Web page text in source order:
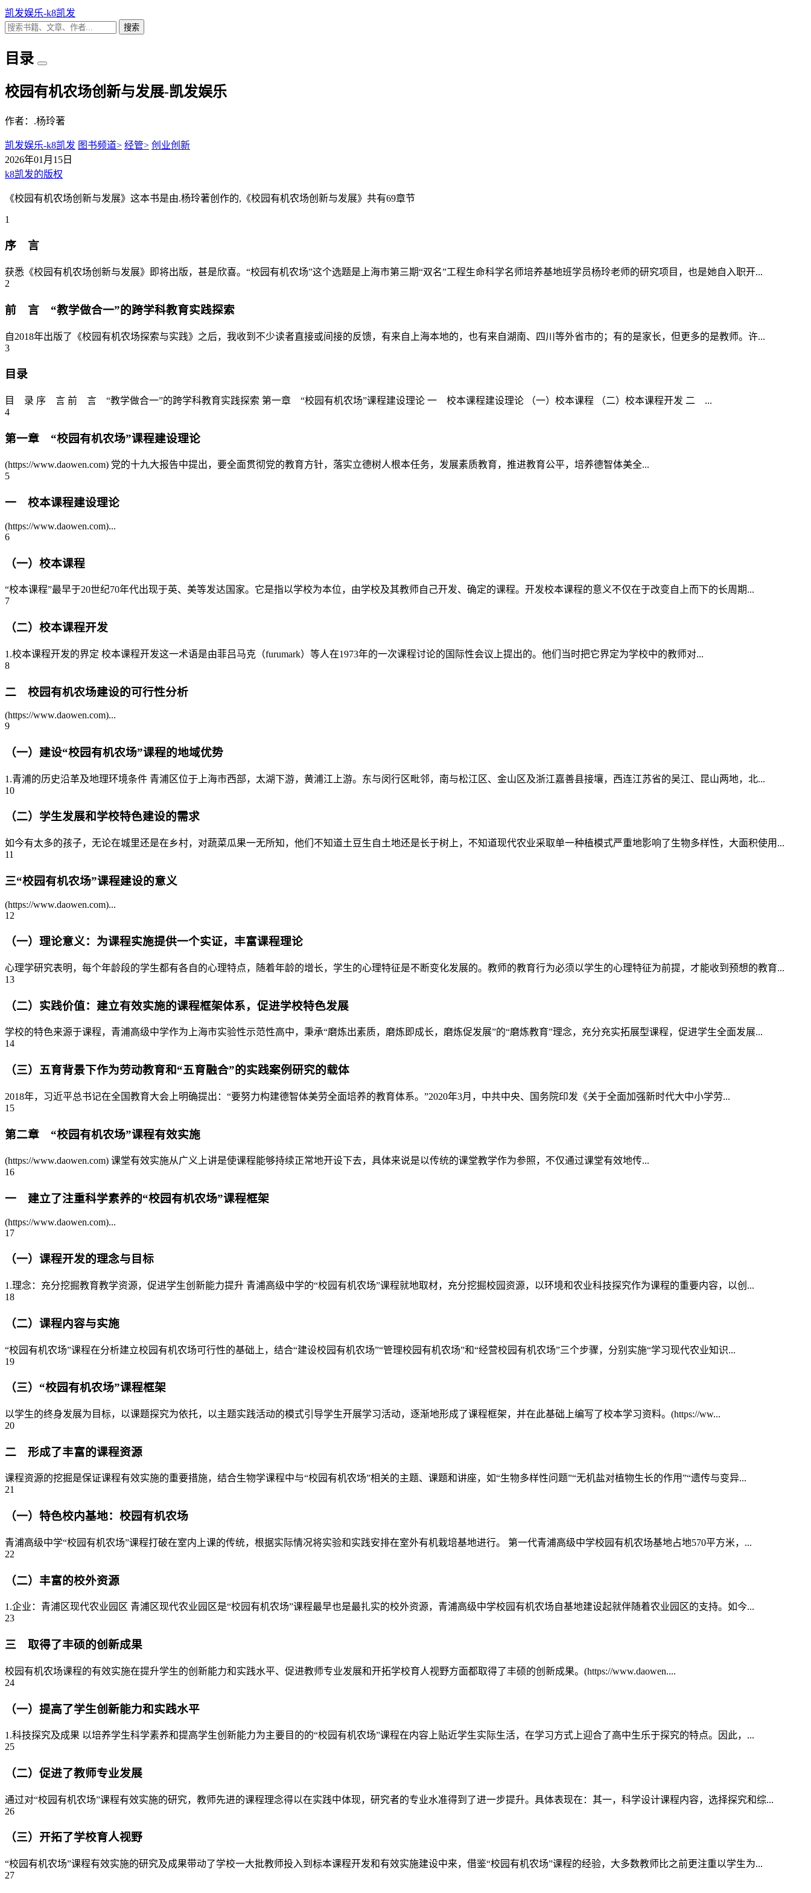
凯发娱乐-k8凯发
搜索
目录
校园有机农场创新与发展-凯发娱乐
作者：.杨玲著
凯发娱乐-k8凯发 图书频道> 经管> 创业创新
2026年01月15日
k8凯发的版权
《校园有机农场创新与发展》这本书是由.杨玲著创作的,《校园有机农场创新与发展》共有69章节
1
序 言
获悉《校园有机农场创新与发展》即将出版，甚是欣喜。“校园有机农场”这个选题是上海市第三期“双名”工程生命科学名师培养基地班学员杨玲老师的研究项目，也是她自入职开...
2
前 言 “教学做合一”的跨学科教育实践探索
自2018年出版了《校园有机农场探索与实践》之后，我收到不少读者直接或间接的反馈，有来自上海本地的，也有来自湖南、四川等外省市的；有的是家长，但更多的是教师。许...
3
目录
目 录 序 言 前 言 “教学做合一”的跨学科教育实践探索 第一章 “校园有机农场”课程建设理论 一 校本课程建设理论 （一）校本课程 （二）校本课程开发 二 ...
4
第一章 “校园有机农场”课程建设理论
(https://www.daowen.com) 党的十九大报告中提出，要全面贯彻党的教育方针，落实立德树人根本任务，发展素质教育，推进教育公平，培养德智体美全...
5
一 校本课程建设理论
(https://www.daowen.com)...
6
（一）校本课程
“校本课程”最早于20世纪70年代出现于英、美等发达国家。它是指以学校为本位，由学校及其教师自己开发、确定的课程。开发校本课程的意义不仅在于改变自上而下的长周期...
7
（二）校本课程开发
1.校本课程开发的界定 校本课程开发这一术语是由菲吕马克（furumark）等人在1973年的一次课程讨论的国际性会议上提出的。他们当时把它界定为学校中的教师对...
8
二 校园有机农场建设的可行性分析
(https://www.daowen.com)...
9
（一）建设“校园有机农场”课程的地域优势
1.青浦的历史沿革及地理环境条件 青浦区位于上海市西部，太湖下游，黄浦江上游。东与闵行区毗邻，南与松江区、金山区及浙江嘉善县接壤，西连江苏省的吴江、昆山两地，北...
10
（二）学生发展和学校特色建设的需求
如今有太多的孩子，无论在城里还是在乡村，对蔬菜瓜果一无所知，他们不知道土豆生自土地还是长于树上，不知道现代农业采取单一种植模式严重地影响了生物多样性，大面积使用...
11
三“校园有机农场”课程建设的意义
(https://www.daowen.com)...
12
（一）理论意义：为课程实施提供一个实证，丰富课程理论
心理学研究表明，每个年龄段的学生都有各自的心理特点，随着年龄的增长，学生的心理特征是不断变化发展的。教师的教育行为必须以学生的心理特征为前提，才能收到预想的教育...
13
（二）实践价值：建立有效实施的课程框架体系，促进学校特色发展
学校的特色来源于课程，青浦高级中学作为上海市实验性示范性高中，秉承“磨炼出素质，磨炼即成长，磨炼促发展”的“磨炼教育”理念，充分充实拓展型课程，促进学生全面发展...
14
（三）五育背景下作为劳动教育和“五育融合”的实践案例研究的载体
2018年，习近平总书记在全国教育大会上明确提出：“要努力构建德智体美劳全面培养的教育体系。”2020年3月，中共中央、国务院印发《关于全面加强新时代大中小学劳...
15
第二章 “校园有机农场”课程有效实施
(https://www.daowen.com) 课堂有效实施从广义上讲是使课程能够持续正常地开设下去，具体来说是以传统的课堂教学作为参照，不仅通过课堂有效地传...
16
一 建立了注重科学素养的“校园有机农场”课程框架
(https://www.daowen.com)...
17
（一）课程开发的理念与目标
1.理念：充分挖掘教育教学资源，促进学生创新能力提升 青浦高级中学的“校园有机农场”课程就地取材，充分挖掘校园资源，以环境和农业科技探究作为课程的重要内容，以创...
18
（二）课程内容与实施
“校园有机农场”课程在分析建立校园有机农场可行性的基础上，结合“建设校园有机农场”“管理校园有机农场”和“经营校园有机农场”三个步骤，分别实施“学习现代农业知识...
19
（三）“校园有机农场”课程框架
以学生的终身发展为目标，以课题探究为依托，以主题实践活动的模式引导学生开展学习活动，逐渐地形成了课程框架，并在此基础上编写了校本学习资料。(https://ww...
20
二 形成了丰富的课程资源
课程资源的挖掘是保证课程有效实施的重要措施，结合生物学课程中与“校园有机农场”相关的主题、课题和讲座，如“生物多样性问题”“无机盐对植物生长的作用”“遗传与变异...
21
（一）特色校内基地：校园有机农场
青浦高级中学“校园有机农场”课程打破在室内上课的传统，根据实际情况将实验和实践安排在室外有机栽培基地进行。 第一代青浦高级中学校园有机农场基地占地570平方米，...
22
（二）丰富的校外资源
1.企业：青浦区现代农业园区 青浦区现代农业园区是“校园有机农场”课程最早也是最扎实的校外资源，青浦高级中学校园有机农场自基地建设起就伴随着农业园区的支持。如今...
23
三 取得了丰硕的创新成果
校园有机农场课程的有效实施在提升学生的创新能力和实践水平、促进教师专业发展和开拓学校育人视野方面都取得了丰硕的创新成果。(https://www.daowen....
24
（一）提高了学生创新能力和实践水平
1.科技探究及成果 以培养学生科学素养和提高学生创新能力为主要目的的“校园有机农场”课程在内容上贴近学生实际生活，在学习方式上迎合了高中生乐于探究的特点。因此，...
25
（二）促进了教师专业发展
通过对“校园有机农场”课程有效实施的研究，教师先进的课程理念得以在实践中体现，研究者的专业水准得到了进一步提升。具体表现在：其一，科学设计课程内容，选择探究和综...
26
（三）开拓了学校育人视野
“校园有机农场”课程有效实施的研究及成果带动了学校一大批教师投入到标本课程开发和有效实施建设中来，借鉴“校园有机农场”课程的经验，大多数教师比之前更注重以学生为...
27